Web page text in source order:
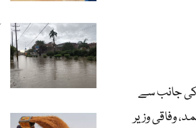
کی جانب سے
وفاقی وزیر